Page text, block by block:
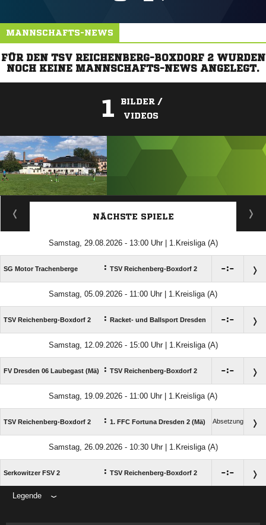
MANNSCHAFTS-NEWS
FÜR DEN TSV REICHENBERG-BOXDORF 2 WURDEN
NOCH KEINE MANNSCHAFTS-NEWS ANGELEGT.
1
BILDER /
VIDEOS
ANZEIGE
NÄCHSTE SPIELE
Samstag, 29.08.2026 - 13:00 Uhr | 1.Kreisliga (A)
SG Motor Trachenberge : TSV Reichenberg-Boxdorf 2 :
Samstag, 05.09.2026 - 11:00 Uhr | 1.Kreisliga (A)
TSV Reichenberg-Boxdorf 2 : Racket- und Ballsport Dresden :
Samstag, 12.09.2026 - 15:00 Uhr | 1.Kreisliga (A)
FV Dresden 06 Laubegast (Mä) : TSV Reichenberg-Boxdorf 2 :
Samstag, 19.09.2026 - 11:00 Uhr | 1.Kreisliga (A)
TSV Reichenberg-Boxdorf 2 : 1. FFC Fortuna Dresden 2 (Mä) Absetzung
Samstag, 26.09.2026 - 10:30 Uhr | 1.Kreisliga (A)
Serkowitzer FSV 2 : TSV Reichenberg-Boxdorf 2 :
Legende